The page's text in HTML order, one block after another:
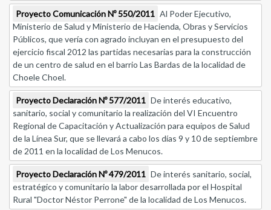
Proyecto Comunicación Nº 550/2011 Al Poder Ejecutivo,
Ministerio de Salud y Ministerio de Hacienda, Obras y Servicios
Públicos, que vería con agrado incluyan en el presupuesto del
ejercicio fiscal 2012 las partidas necesarias para la construcción
de un centro de salud en el barrio Las Bardas de la localidad de
Choele Choel.
Proyecto Declaración Nº 577/2011 De interés educativo,
sanitario, social y comunitario la realización del VI Encuentro
Regional de Capacitación y Actualización para equipos de Salud
de la Línea Sur, que se llevará a cabo los días 9 y 10 de septiembre
de 2011 en la localidad de Los Menucos.
Proyecto Declaración Nº 479/2011 De interés sanitario, social,
estratégico y comunitario la labor desarrollada por el Hospital
Rural "Doctor Néstor Perrone" de la localidad de Los Menucos.